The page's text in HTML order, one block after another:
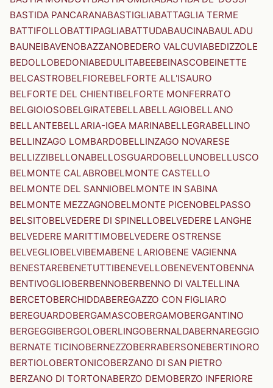
BASTIDA PANCARANABASTIGLIABATTAGLIA TERME
BATTIFOLLOBATTIPAGLIABATTUDABAUCINABAULADU
BAUNEIBAVENOBAZZANOBEDERO VALCUVIABEDIZZOLE
BEDOLLOBEDONIABEDULITABEEBEINASCOBEINETTE
BELCASTROBELFIOREBELFORTE ALL'ISAURO
BELFORTE DEL CHIENTIBELFORTE MONFERRATO
BELGIOIOSOBELGIRATEBELLABELLAGIOBELLANO
BELLANTEBELLARIA-IGEA MARINABELLEGRABELLINO
BELLINZAGO LOMBARDOBELLINZAGO NOVARESE
BELLIZZIBELLONABELLOSGUARDOBELLUNOBELLUSCO
BELMONTE CALABROBELMONTE CASTELLO
BELMONTE DEL SANNIOBELMONTE IN SABINA
BELMONTE MEZZAGNOBELMONTE PICENOBELPASSO
BELSITOBELVEDERE DI SPINELLOBELVEDERE LANGHE
BELVEDERE MARITTIMOBELVEDERE OSTRENSE
BELVEGLIOBELVIBEMABENE LARIOBENE VAGIENNA
BENESTAREBENETUTTIBENEVELLOBENEVENTOBENNA
BENTIVOGLIOBERBENNOBERBENNO DI VALTELLINA
BERCETOBERCHIDDABEREGAZZO CON FIGLIARO
BEREGUARDOBERGAMASCOBERGAMOBERGANTINO
BERGEGGIBERGOLOBERLINGOBERNALDABERNAREGGIO
BERNATE TICINOBERNEZZOBERRABERSONEBERTINORO
BERTIOLOBERTONICOBERZANO DI SAN PIETRO
BERZANO DI TORTONABERZO DEMOBERZO INFERIORE